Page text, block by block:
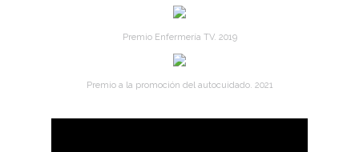
Premio Enfermería TV. 2019
Premio a la promoción del autocuidado. 2021